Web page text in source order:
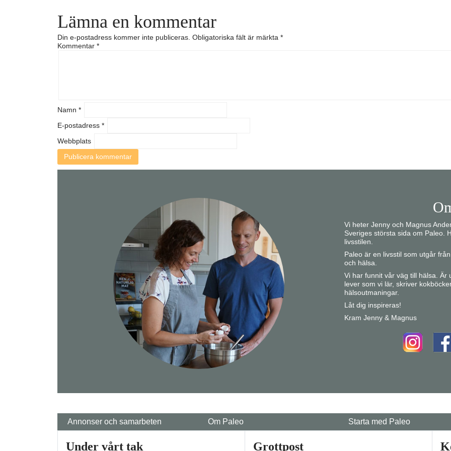
Lämna en kommentar
Din e-postadress kommer inte publiceras. Obligatoriska fält är märkta *
Kommentar *
Namn *
E-postadress *
Webbplats
Vi heter Jenny och Magnus
Sveriges största sida om Paleo.
livsstilen.
Paleo är en livsstil som utgår
och hälsa.
Vi har funnit vår väg till hälsa. Är
lever som vi lär, skriver
hälsoutmaningar.
Låt dig inspireras!
Kram Jenny & Magnus
Annonser och samarbeten Om Paleo Starta med Paleo
Under vårt tak Grottpost